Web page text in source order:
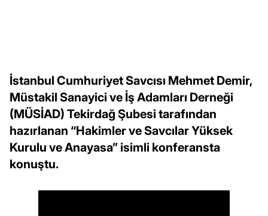
İstanbul Cumhuriyet Savcısı Mehmet Demir,
Müstakil Sanayici ve İş Adamları Derneği
(MÜSİAD) Tekirdağ Şubesi tarafından
hazırlanan “Hakimler ve Savcılar Yüksek
Kurulu ve Anayasa” isimli konferansta
konuştu.